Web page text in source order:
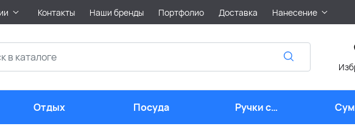
Контакты Наши бренды Портфолио Доставка Нанесение
Отдых Посуда
Ручки с
логотипом